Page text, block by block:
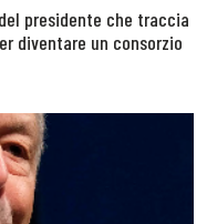
presidente che traccia
diventare un consorzio